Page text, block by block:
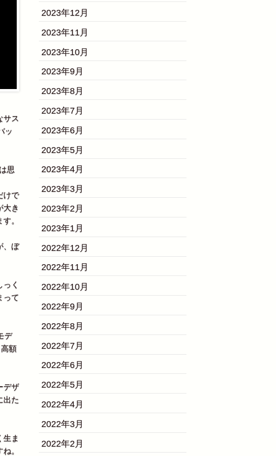
サス
ッ
思
けで
大き
。
、ぼ
く
って
デ
額
デザ
出た
ま
。
2023年12月
2023年11月
2023年10月
2023年9月
2023年8月
2023年7月
2023年6月
2023年5月
2023年4月
2023年3月
2023年2月
2023年1月
2022年12月
2022年11月
2022年10月
2022年9月
2022年8月
2022年7月
2022年6月
2022年5月
2022年4月
2022年3月
2022年2月